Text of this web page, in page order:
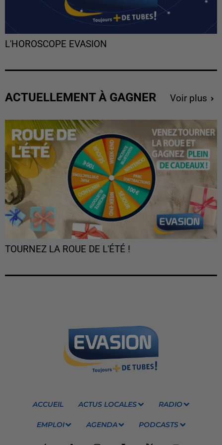
L'HOROSCOPE EVASION
ACTUELLEMENT À GAGNER Voir plus
TOURNEZ LA ROUE DE L'ÉTÉ !
ACCUEIL ACTUS LOCALES RADIO
EMPLOI AGENDA PODCASTS